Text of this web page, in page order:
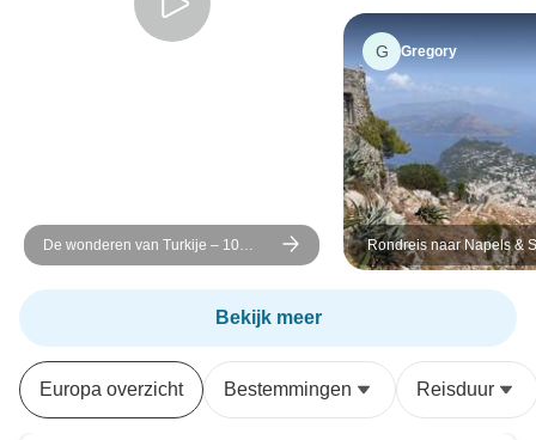
De wonderen van Turkije – 10
dagen
G Gregory
Rondreis naar Napels &
in kleine groep
Bekijk meer
Europa overzicht Bestemmingen Reisduur